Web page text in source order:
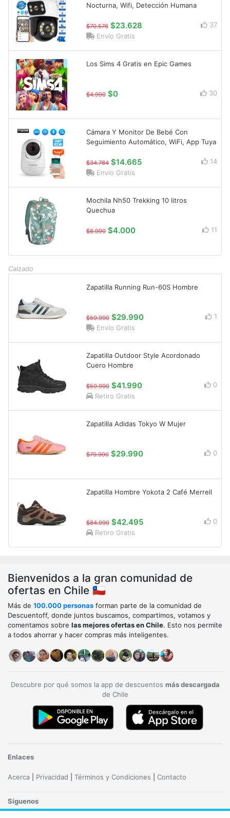
Nocturna, Wifi, Detección Humana
$70.576 $23.628
37
Envío Gratis
Los Sims 4 Gratis en Epic Games
$4.990 $0 30
Cámara Y Monitor De Bebé Con
Seguimiento Automático, WiFi, App Tuya
$34.784 $14.665
14
Envío Gratis
Mochila Nh50 Trekking 10 litros
Quechua
$8.990 $4.000 11
Calzado
Zapatilla Running Run-60S Hombre
$59.990 $29.990
1
Envío Gratis
Zapatilla Outdoor Style Acordonado
Cuero Hombre
$59.990 $41.990
0
Retiro Gratis
Zapatilla Adidas Tokyo W Mujer
$79.990 $29.990 0
Zapatilla Hombre Yokota 2 Café Merrell
$84.990 $42.495
0
Retiro Gratis
Bienvenidos a la gran comunidad de
ofertas en Chile 🇨🇱
Más de 100.000 personas forman parte de la comunidad de
Descuentoff, donde juntos buscamos, compartimos, votamos y
comentamos sobre las mejores ofertas en Chile. Esto nos permite
a todos ahorrar y hacer compras más inteligentes.
Descubre por qué somos la app de descuentos más descargada
de Chile
Enlaces
Acerca Privacidad Términos y Condiciones Contacto
Síguenos